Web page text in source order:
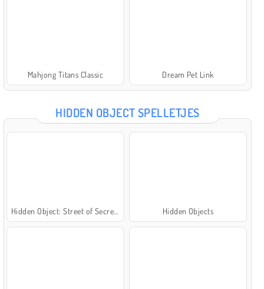
Mahjong Titans Classic Dream Pet Link
HIDDEN OBJECT SPELLETJES
Hidden Objects